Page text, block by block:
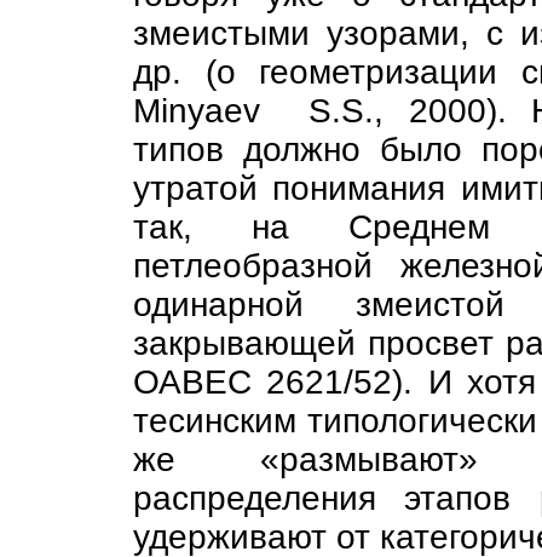
змеистыми узорами, с
др. (о геометризации
Minyaev S.S., 2000).
типов должно было
утратой понимания
так, на Среднем
петлеобразной
одинарной
закрывающей просвет
ОАВЕС 2621/52). И хотя
тесинским
же «размывают»
распределения
удерживают от